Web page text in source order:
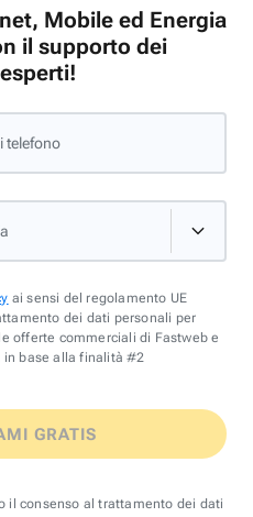
Mobile ed Energia
il supporto dei
telefono
ai sensi del regolamento UE
dei dati personali per
offerte commerciali di Fastweb e
in base alla finalità #2
GRATIS
il consenso al trattamento dei dati